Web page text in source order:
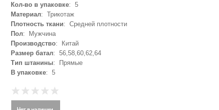
Кол-во в упаковке: 5
Материал: Трикотаж
Плотность ткани: Средней плотности
Пол: Мужчина
Производство: Китай
Размер батал: 56,58,60,62,64
Тип штанины: Прямые
В упаковке: 5